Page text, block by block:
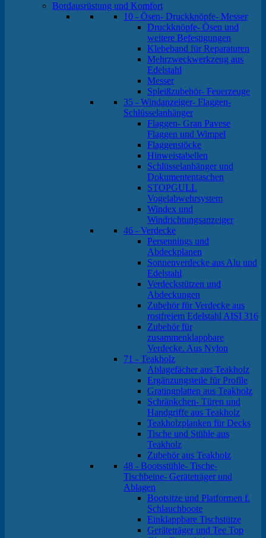
Bordausrüstung und Komfort
10 - Ösen- Druckknöpfe- Messer
Druckknöpfe- Ösen und
weitere Befestigungen
Klebeband für Reparaturen
Mehrzweckwerkzeug aus
Edelstahl
Messer
Spleißzubehör- Feuerzeuge
35 - Windanzeiger- Flaggen-
Schlüsselanhänger
Flaggen- Gran Pavese
Flaggen und Wimpel
Flaggenstöcke
Hinweistabellen
Schlüsselanhänger und
Dokumententaschen
STOPGULL
Vogelabwehrsystem
Windex und
Windrichtungsanzeiger
46 - Verdecke
Persennings und
Abdeckplanen
Sonnenverdecke aus Alu und
Edelstahl
Verdeckstützen und
Abdeckungen
Zubehör für Verdecke aus
rostfreiem Edelstahl AISI 316
Zubehör für
zusammenklappbare
Verdecke. Aus Nylon
71 - Teakholz
Ablagefächer aus Teakholz
Ergänzungsteile für Profile
Gratingplatten aus Teakholz
Schränkchen- Türen und
Handgriffe aus Teakholz
Teakholzplanken für Decks
Tische und Stühle aus
Teakholz
Zubehör aus Teakholz
48 - Bootsstühle- Tische-
Tischbeine- Geräteträger und
Ablagen
Bootsitze und Platformen f.
Schlauchboote
Einklappbare Tischstütze
Geräteträger und Tee Top